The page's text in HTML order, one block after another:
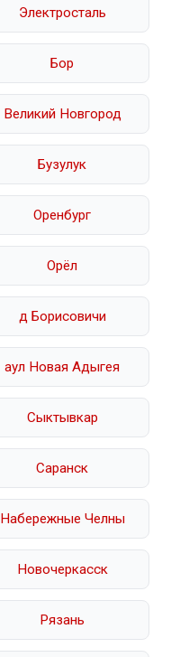
Электросталь
Бор
Великий Новгород
Бузулук
Оренбург
Орёл
д Борисовичи
аул Новая Адыгея
Сыктывкар
Саранск
Набережные Челны
Новочеркасск
Рязань